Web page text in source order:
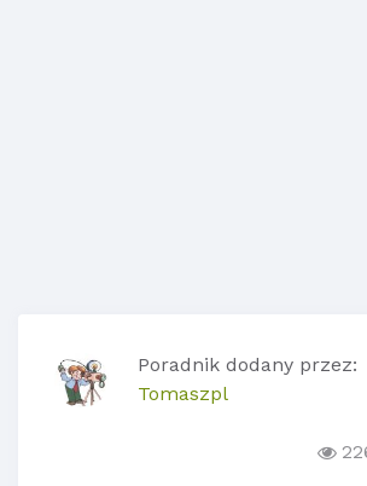
Poradnik dodany przez:
Tomaszpl